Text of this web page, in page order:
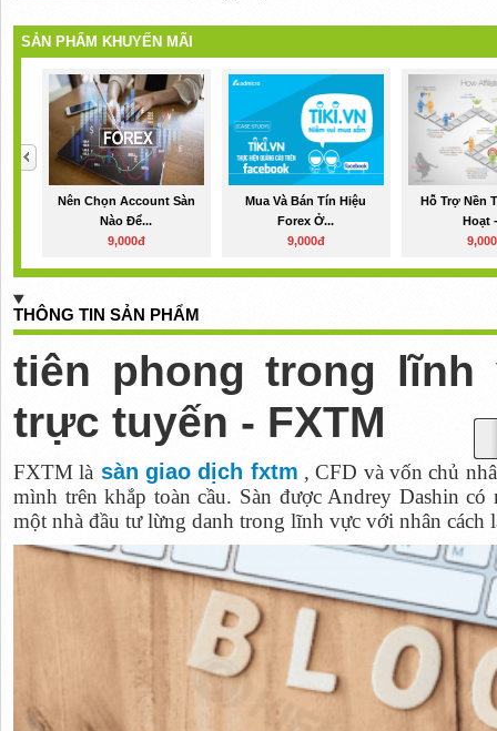
SẢN PHẨM KHUYẾN MÃI
Nên Chọn Account Sàn
Nào Để...
9,000đ
Mua Và Bán Tín Hiệu
Forex Ở...
9,000đ
Hỗ Trợ Nền
Hoạt
THÔNG TIN SẢN PHẨM
tiên phong trong
trực tuyến - FXTM
FXTM là sàn giao dịch fxtm , CFD và vốn chủ
mình trên khắp toàn cầu. Sàn được Andrey Dashin
một nhà đầu tư lừng danh trong lĩnh vực với nhân cách